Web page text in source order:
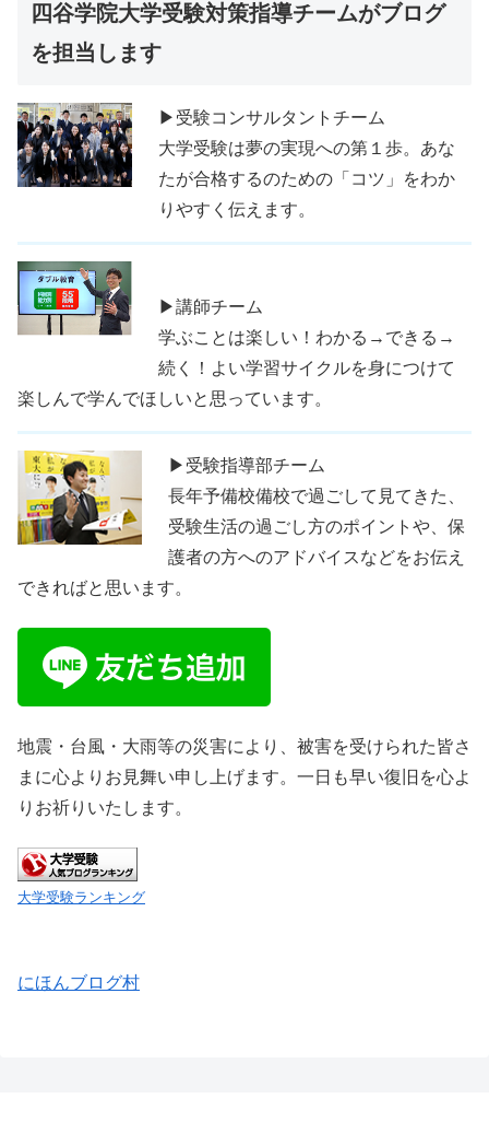
四谷学院大学受験対策指導チームがブログ
を担当します
▶受験コンサルタントチーム
大学受験は夢の実現への第１歩。あな
たが合格するのための「コツ」をわか
りやすく伝えます。
▶講師チーム
学ぶことは楽しい！わかる→できる→
続く！よい学習サイクルを身につけて
楽しんで学んでほしいと思っています。
▶受験指導部チーム
長年予備校備校で過ごして見てきた、
受験生活の過ごし方のポイントや、保
護者の方へのアドバイスなどをお伝え
できればと思います。
地震・台風・大雨等の災害により、被害を受けられた皆さ
まに心よりお見舞い申し上げます。一日も早い復旧を心よ
りお祈りいたします。
大学受験ランキング
にほんブログ村